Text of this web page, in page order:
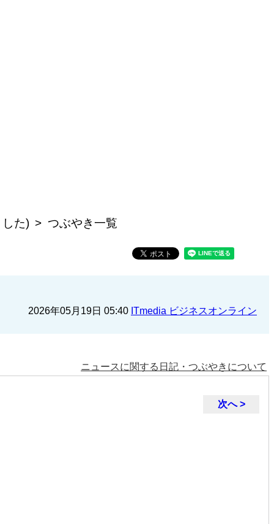
た) つぶやき一覧
2026年05月19日 05:40 ITmedia ビジネスオンライン
ニュースに関する日記・つぶやきについて
次へ >